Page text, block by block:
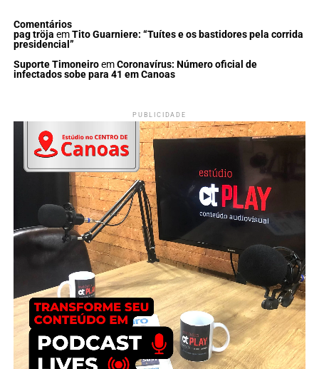
Comentários
pag tröja emTito Guarniere: “Tuítes e os bastidores pela corrida
presidencial”
Suporte TimoneiroemCoronavírus: Número oficial de
infectados sobe para 41 em Canoas
PUBLICIDADE